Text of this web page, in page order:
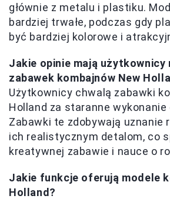
głównie z metalu i plastiku.
bardziej trwałe, podczas gdy
być bardziej kolorowe i
Jakie opinie mają użytkownicy
zabawek kombajnów New
Użytkownicy chwalą zabawki
Holland za staranne wykonanie
Zabawki te zdobywają uznanie
ich realistycznym detalom, co
kreatywnej zabawie i nauce o
Jakie funkcje oferują modele
Holland?